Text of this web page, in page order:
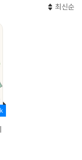
최신순